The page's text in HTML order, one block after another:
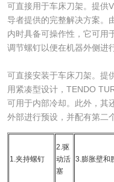
可直接用于车床刀架。提供
导者提供的完整解决方案。
内时具备可操作性，它可用
调节螺钉以便在机器外侧进
可直接安装于车床刀架。提
用紧凑型设计，TENDO
可用于内部冷却。此外，其
外部进行预设，并配有第二
1.夹持螺钉
2.驱
动活
塞
3.膨胀壁和